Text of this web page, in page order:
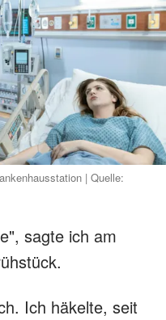
| Quelle:
sagte ich am
Ich häkelte, seit